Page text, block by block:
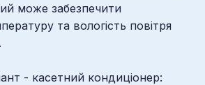
може забезпечити
та вологість повітря
- касетний кондиціонер: